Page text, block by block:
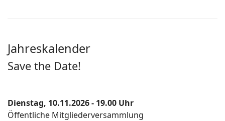
Jahreskalender
Save the Date!
Dienstag, 10.11.2026 - 19.00 Uhr
Öffentliche Mitgliederversammlung